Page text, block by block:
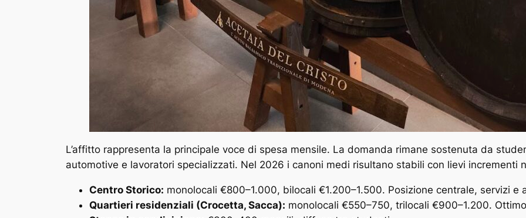
L’affitto rappresenta la principale voce di spesa mensile. La domanda rimane sostenuta da
automotive e lavoratori specializzati. Nel 2026 i canoni medi risultano stabili con lievi incrementi
Centro Storico: monolocali €800–1.000, bilocali €1.200–1.500. Posizione centrale, servizi e
Quartieri residenziali (Crocetta, Sacca): monolocali €550–750, trilocali €900–1.200.